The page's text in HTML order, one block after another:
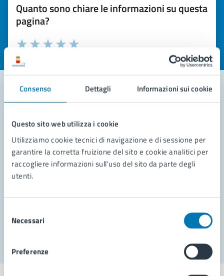
Consenso Dettagli Informazioni sui cookie
Questo sito web utilizza i cookie
Utilizziamo cookie tecnici di navigazione e di sessione per
garantire la corretta fruizione del sito e cookie analitici per
raccogliere informazioni sull'uso del sito da parte degli
utenti.
delNecessari
Preferenze
Quanto sono chiare le informazioni su questa
pagina?
Valuta la chiarezza delle informazioni (da 1 a 5 stelle)
Seleziona il numero di stelle per valutare la chiarezza delle
Valuta 1 stelle su 5
Richiedi assistenza
Segnala disservizio